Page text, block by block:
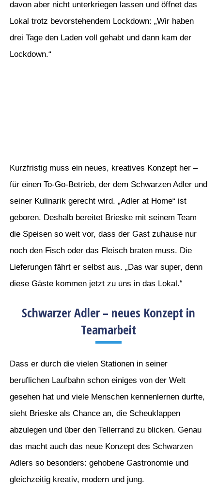
davon aber nicht unterkriegen lassen und öffnet das
Lokal trotz bevorstehendem Lockdown: „Wir haben
drei Tage den Laden voll gehabt und dann kam der
Lockdown.“
Kurzfristig muss ein neues, kreatives Konzept her –
für einen To-Go-Betrieb, der dem Schwarzen Adler und
seiner Kulinarik gerecht wird. „Adler at Home“ ist
geboren. Deshalb bereitet Brieske mit seinem Team
die Speisen so weit vor, dass der Gast zuhause nur
noch den Fisch oder das Fleisch braten muss. Die
Lieferungen fährt er selbst aus. „Das war super, denn
diese Gäste kommen jetzt zu uns in das Lokal.“
Schwarzer Adler – neues Konzept in
Teamarbeit
Dass er durch die vielen Stationen in seiner
beruflichen Laufbahn schon einiges von der Welt
gesehen hat und viele Menschen kennenlernen durfte,
sieht Brieske als Chance an, die Scheuklappen
abzulegen und über den Tellerrand zu blicken. Genau
das macht auch das neue Konzept des Schwarzen
Adlers so besonders: gehobene Gastronomie und
gleichzeitig kreativ, modern und jung.